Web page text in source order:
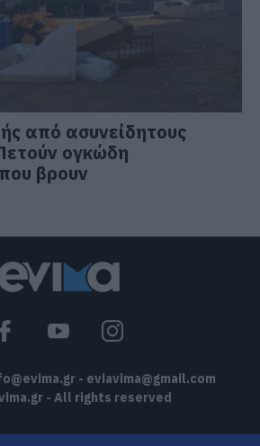
από ασυνείδητους
ογκώδη
βρουν
- eviavima@gmail.com
- All rights reserved